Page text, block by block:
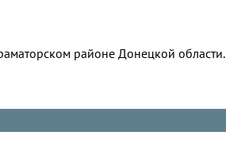
районе Донецкой области.